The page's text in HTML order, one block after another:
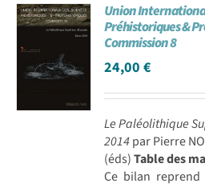
Union
Préhistoriques &
Commission 8
24,00€
Le Paléolithique
2014par Pierre
(éds)Table des
Ce bilan reprend